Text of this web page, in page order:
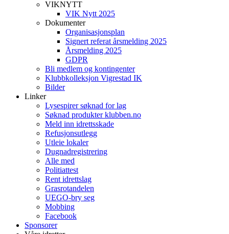
VIKNYTT
VIK Nytt 2025
Dokumenter
Organisasjonsplan
Signert referat årsmelding 2025
Årsmelding 2025
GDPR
Bli medlem og kontingenter
Klubbkolleksjon Vigrestad IK
Bilder
Linker
Lysespirer søknad for lag
Søknad produkter klubben.no
Meld inn idrettsskade
Refusjonsutlegg
Utleie lokaler
Dugnadregistrering
Alle med
Politiattest
Rent idrettslag
Grasrotandelen
UEGO-bry seg
Mobbing
Facebook
Sponsorer